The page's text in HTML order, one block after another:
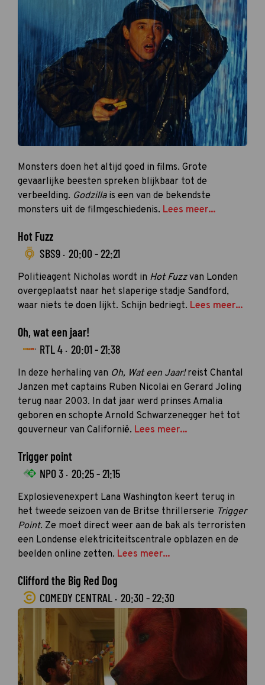
Monsters doen het altijd goed in films. Grote
gevaarlijke beesten spreken blijkbaar tot de
verbeelding. Godzillais een van de bekendste
monsters uit de filmgeschiedenis. Lees meer...
Hot Fuzz
SBS9 · 20:00 - 22:21
Politieagent Nicholas wordt in Hot Fuzzvan Londen
overgeplaatst naar het slaperige stadje Sandford,
waar niets te doen lijkt. Schijn bedriegt. Lees meer...
Oh, wat een jaar!
RTL 4 · 20:01 - 21:38
In deze herhaling van Oh, Wat een Jaar!reist Chantal
Janzen met captains Ruben Nicolai en Gerard Joling
terug naar 2003. In dat jaar werd prinses Amalia
geboren en schopte Arnold Schwarzenegger het tot
gouverneur van Californië. Lees meer...
Trigger point
NPO 3 · 20:25 - 21:15
Explosievenexpert Lana Washington keert terug in
het tweede seizoen van de Britse thrillerserie Trigger
Point. Ze moet direct weer aan de bak als terroristen
een Londense elektriciteitscentrale opblazen en de
beelden online zetten. Lees meer...
Clifford the Big Red Dog
COMEDY CENTRAL · 20:30 - 22:30